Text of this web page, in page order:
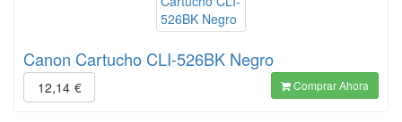
Canon Cartucho CLI-526BK Negro
12,14 € Comprar Ahora